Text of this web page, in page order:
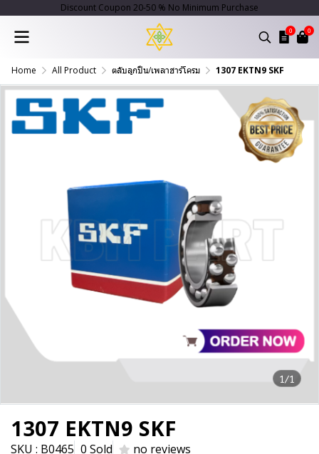
Discount Coupon 20-50 % No Minimum Purchase
0 0
Home All Product ตลับลูกปืน/เพลาฮาร์โครม 1307 EKTN9 SKF
1/1
1307 EKTN9 SKF
SKU : B0465 0 Sold
no reviews